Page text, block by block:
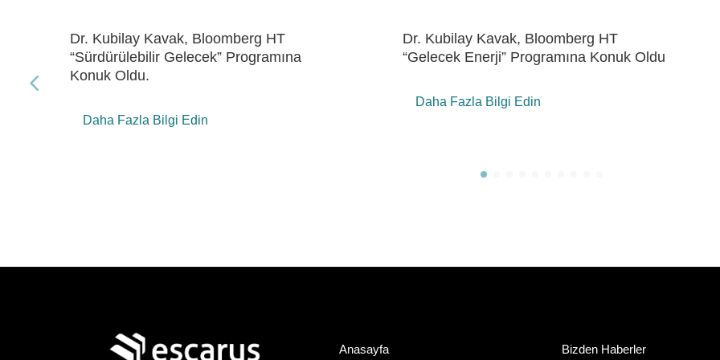
Dr. Kubilay Kavak, Bloomberg HT
“Gelecek Enerji” Programına Konuk Oldu
Eren Holding’de “ÇSY Metrikleri Çalıştayı”
Anasayfa Bizden Haberler